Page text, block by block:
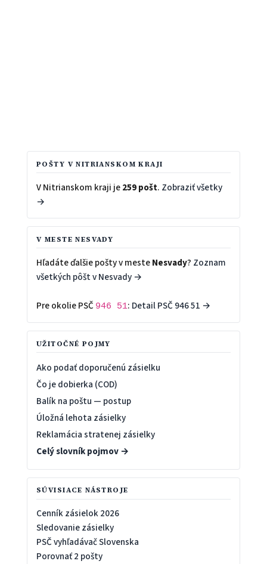
POŠTY V NITRIANSKOM KRAJI
V Nitrianskom kraji je259 pošt. Zobraziť všetky
→
V MESTE NESVADY
Hľadáte ďalšie pošty v mesteNesvady? Zoznam
všetkých pôšt v Nesvady →
Pre okolie PSČ 946 51: Detail PSČ 946 51 →
UŽITOČNÉ POJMY
Ako podať doporučenú zásielku
Čo je dobierka (COD)
Balík na poštu — postup
Úložná lehota zásielky
Reklamácia stratenej zásielky
Celý slovník pojmov →
SÚVISIACE NÁSTROJE
Cenník zásielok 2026
Sledovanie zásielky
PSČ vyhľadávač Slovenska
Porovnať 2 pošty